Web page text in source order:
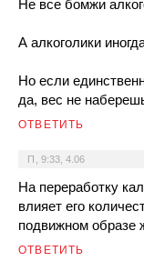
Не все бомжи
А алкоголики
Но если
да, вес не
ОТВЕТИТЬ
П ,9:33, 4.06
На переработку
влияет его
подвижном образе
ОТВЕТИТЬ